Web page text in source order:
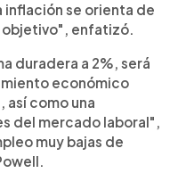
inflación se orienta de
objetivo", enfatizó.
duradera a 2%, será
económico
así como una
del mercado laboral",
muy bajas de